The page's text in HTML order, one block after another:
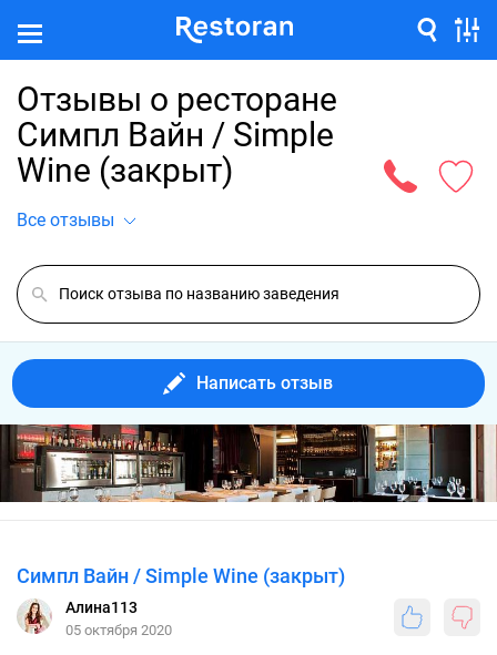
Отзывы о ресторане
Симпл Вайн / Simple
Wine (закрыт)
Все отзывы
Написать отзыв
Симпл Вайн / Simple Wine (закрыт)
Алина113
05 октября 2020